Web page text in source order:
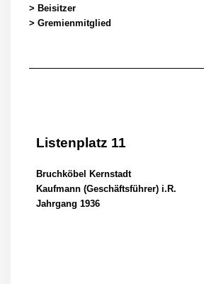
> Beisitzer
> Gremienmitglied
Listenplatz 11
Bruchköbel Kernstadt
Kaufmann (Geschäftsführer) i.R.
Jahrgang 1936